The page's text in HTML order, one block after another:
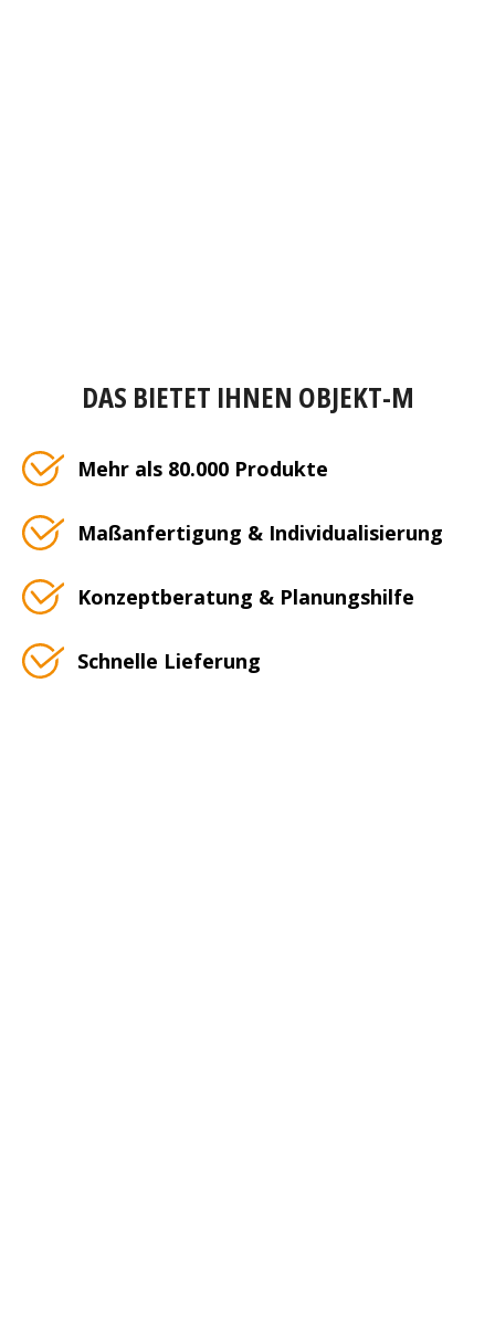
DAS BIETET IHNEN OBJEKT-M
Mehr als 80.000 Produkte
Maßanfertigung & Individualisierung
Konzeptberatung & Planungshilfe
Schnelle Lieferung